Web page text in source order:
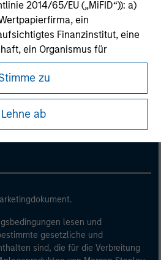
2014/65/EU („MiFID“)): a)
ein
Finanzinstitut, eine
ein Organismus für
dessen
ein Pensionsfonds oder
ein Warenhändler
oder ein sonstiger
Mio. EUR, (ii)
das für eigene Rechnung
oder regionale
Stellen der staatlichen
zu
Lehne ab
lesen und
gesetzliche und
sind, die für die Verbreitung